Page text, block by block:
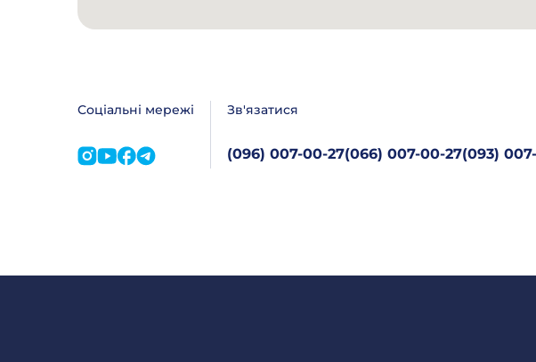
Соціальні мережі Зв'язатися
(096) 007-00-27(066) 007-00-27(093)